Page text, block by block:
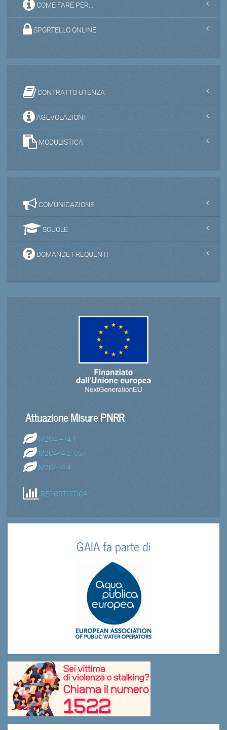
COME FARE PER...
SPORTELLO ONLINE
CONTRATTO UTENZA
AGEVOLAZIONI
MODULISTICA
COMUNICAZIONE
SCUOLE
DOMANDE FREQUENTI
Attuazione Misure PNRR
M2C4 – I4.1
M2C4-I4.2_057
M2C4-I4.4
REPORTISTICA
GAIA fa parte di